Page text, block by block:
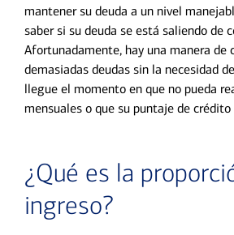
mantener su deuda a un nivel
saber si su deuda se está saliendo de
Afortunadamente, hay una manera de
demasiadas deudas sin la necesidad
llegue el momento en que no pueda
mensuales o que su puntaje de
¿Qué es la
ingreso?